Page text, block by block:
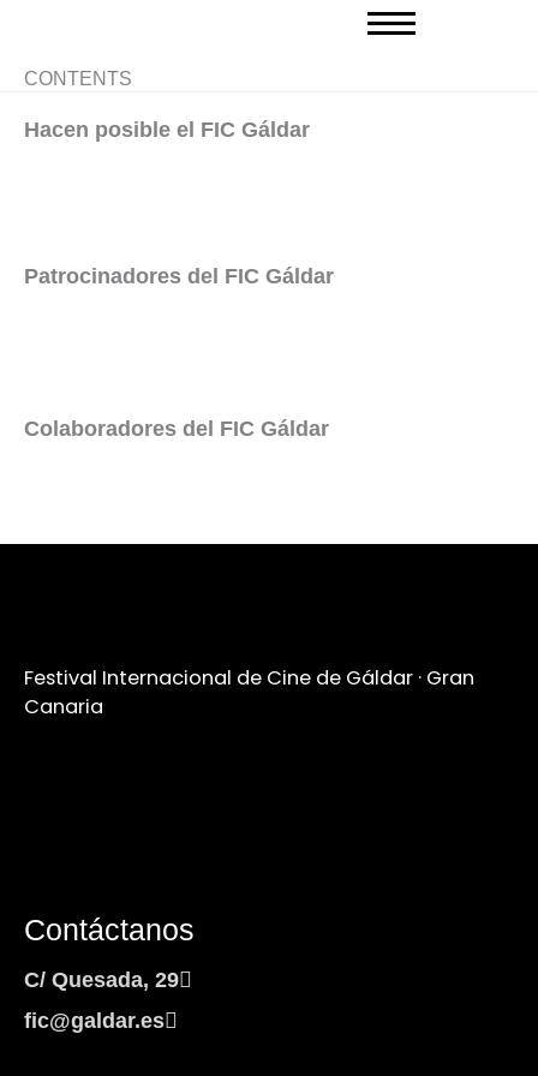
contenido
CONTENTS
Hacen posible el FIC Gáldar
Patrocinadores del FIC Gáldar
Colaboradores del FIC Gáldar
Festival Internacional de Cine de Gáldar · Gran
Canaria
Contáctanos
C/ Quesada, 29
fic@galdar.es